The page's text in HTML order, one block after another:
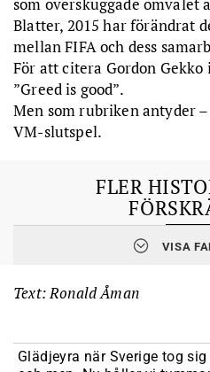
Blatter, 2015 har förändrat
mellan FIFA och dess
För att citera Gordon
”Greed is good”.
Men som rubriken antyder
VM-slutspel.
FLER
helt uppenbart vad
Italiens diktator hade redan
Libyen och annekterat staden
någonsin, hanterade det med
Jules Rimet-trofén med en
tecken på megalomani.
VISA
Text: Ronald Åman
Glädjeyra när Sverige tog